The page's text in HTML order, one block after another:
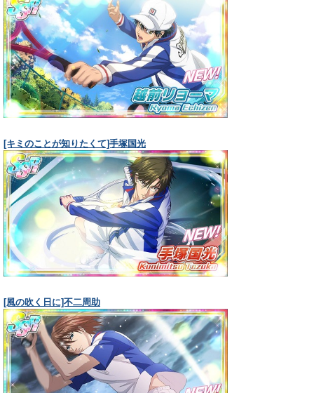
[キミのことが知りたくて]手塚国光
[風の吹く日に]不二周助